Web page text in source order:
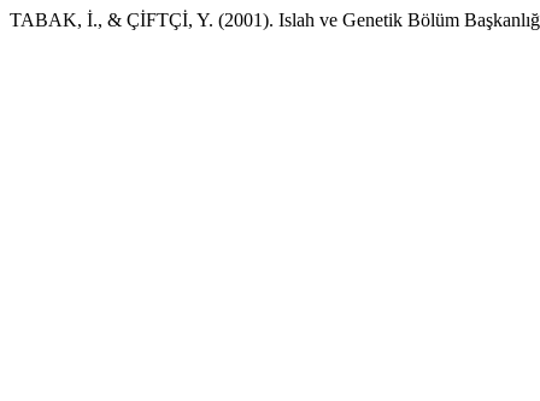
TABAK, İ., & ÇİFTÇİ, Y. (2001). Islah ve Genetik Bölüm